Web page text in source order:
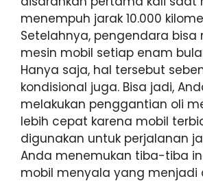
menempuh jarak 10.000
Setelahnya, pengendara
mesin mobil setiap enam
Hanya saja, hal tersebut
kondisional juga. Bisa jadi,
melakukan penggantian oli
lebih cepat karena mobil
digunakan untuk perjalanan
Anda menemukan tiba-tiba
mobil menyala yang menjadi